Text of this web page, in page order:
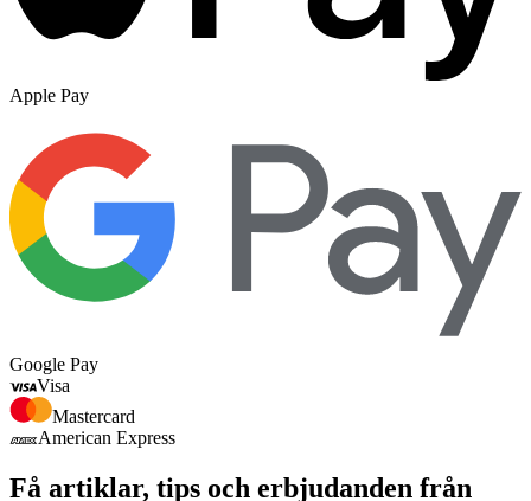
Apple Pay
Google Pay
Visa
Mastercard
American Express
Få artiklar, tips och erbjudanden från